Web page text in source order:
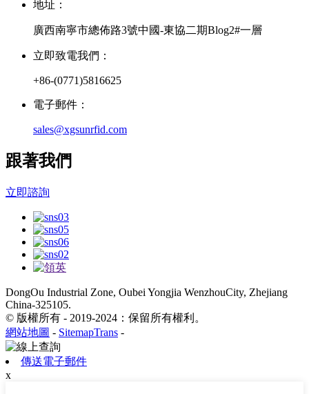
地址：
廣西南寧市總佈路3號中國-東協二期Blog2#一層
立即致電我們：
+86-(0771)5816625
電子郵件：
sales@xgsunrfid.com
跟著我們
立即諮詢
DongOu Industrial Zone, Oubei Yongjia WenzhouCity, Zhejiang
China-325105.
© 版權所有 - 2019-2024：保留所有權利。
網站地圖 - SitemapTrans -
傳送電子郵件
x